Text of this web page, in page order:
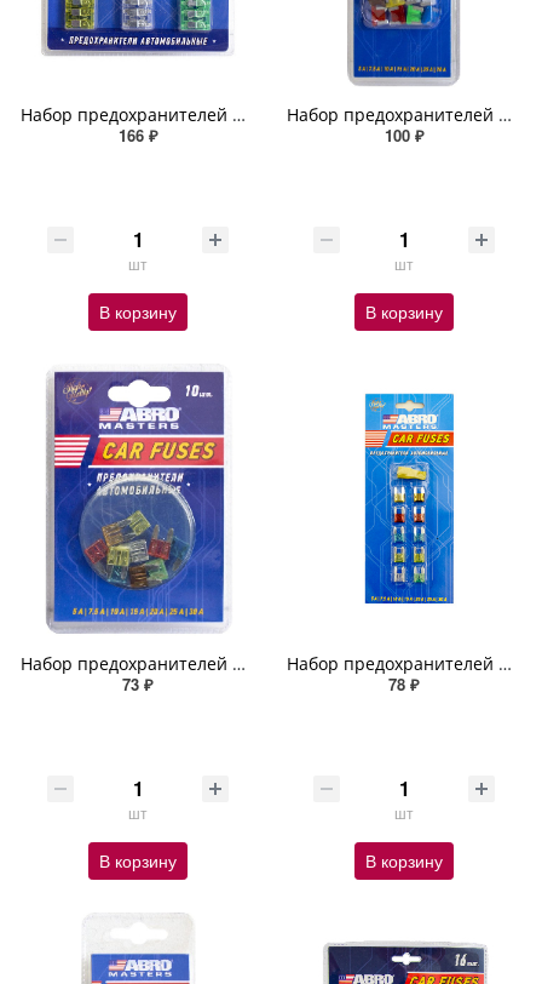
Набор предохранителей флажковых (7.5, 10, 15, 20, 25, 30 А) 24 шт
166 ₽
шт
В корзину
Набор предохранителей флажковых микро № 9 (7.5, 10, 15, 20, 25, 30 А) 10 шт.
100 ₽
шт
В корзину
Набор предохранителей флажковых мини № 7 (5, 7.5, 10, 15, 20, 25, 30 А) 10 шт
73 ₽
шт
В корзину
Набор предохранителей флажковых мини № 8 c экстрактором (5, 7.5, 10, 15, 20, 25, 30 А) 10 шт
78 ₽
шт
В корзину